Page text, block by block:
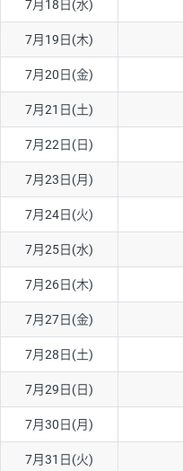
ソ/円は10万通貨単位。
7月18日(水)
7月19日(木)
7月20日(金)
7月21日(土)
7月22日(日)
7月23日(月)
7月24日(火)
7月25日(水)
7月26日(木)
7月27日(金)
7月28日(土)
7月29日(日)
7月30日(月)
7月31日(火)